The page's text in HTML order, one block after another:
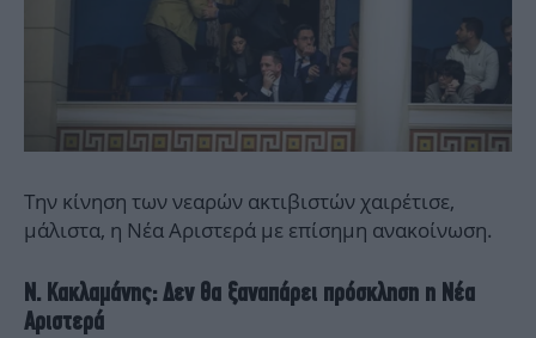
Την κίνηση των νεαρών ακτιβιστών χαιρέτισε,
μάλιστα, η Νέα Αριστερά με επίσημη ανακοίνωση.
Ν. Κακλαμάνης: Δεν θα ξαναπάρει πρόσκληση η Νέα
Αριστερά